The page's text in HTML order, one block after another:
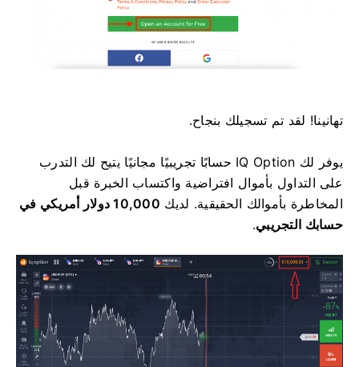
تهانينا! لقد تم تسجيلك بنجاح.
يوفر لك IQ Option حسابًا تجريبيًا مجانيًا يتيح لك التدرب
على التداول بأموال افتراضية واكتساب الخبرة قبل
المخاطرة بأموالك الحقيقية. لديك
10,000 دولار أمريكي في
حسابك التجريبي.